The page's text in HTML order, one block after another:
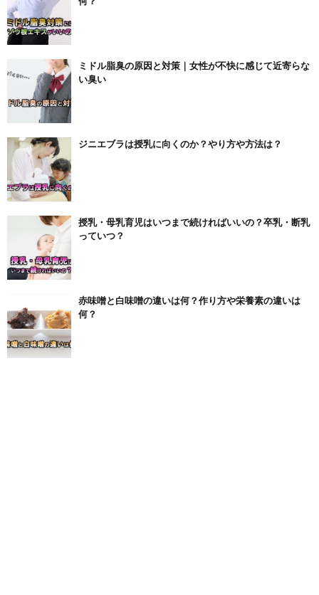
ミドル脂臭の原因と対策｜女性が不快に感じて近寄らな
い臭い
ジニエブラは授乳に向くのか？やり方や方法は？
授乳・母乳育児はいつまで続ければいいの？卒乳・断乳
っていつ？
赤味噌と白味噌の違いは何？作り方や栄養素の違いは
何？